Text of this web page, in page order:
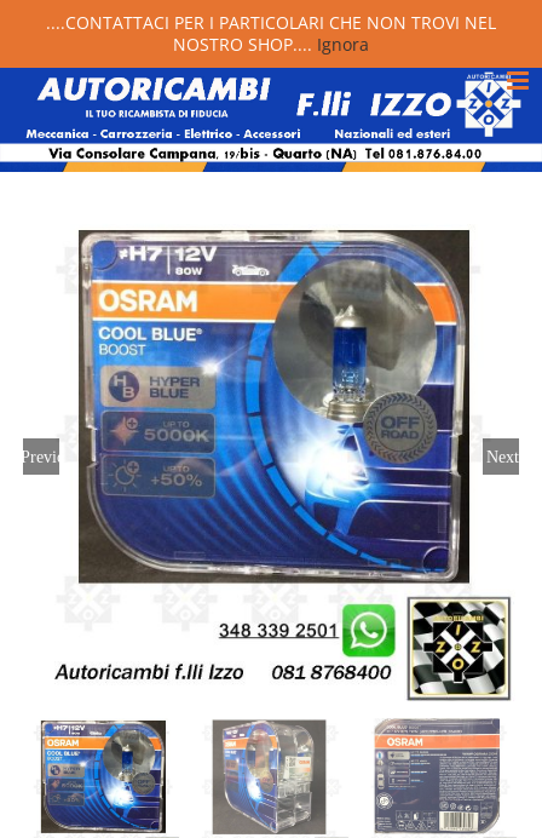
Previous Next
....CONTATTACI PER I PARTICOLARI CHE NON TROVI NEL
NOSTRO SHOP.... Ignora